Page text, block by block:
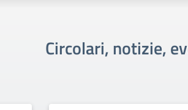
Circolari, notizie,